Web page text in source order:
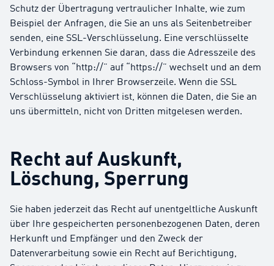
Schutz der Übertragung vertraulicher Inhalte, wie zum
Beispiel der Anfragen, die Sie an uns als Seitenbetreiber
senden, eine SSL-Verschlüsselung. Eine verschlüsselte
Verbindung erkennen Sie daran, dass die Adresszeile des
Browsers von “http://” auf “https://” wechselt und an dem
Schloss-Symbol in Ihrer Browserzeile. Wenn die SSL
Verschlüsselung aktiviert ist, können die Daten, die Sie an
uns übermitteln, nicht von Dritten mitgelesen werden.
Recht auf Auskunft,
Löschung, Sperrung
Sie haben jederzeit das Recht auf unentgeltliche Auskunft
über Ihre gespeicherten personenbezogenen Daten, deren
Herkunft und Empfänger und den Zweck der
Datenverarbeitung sowie ein Recht auf Berichtigung,